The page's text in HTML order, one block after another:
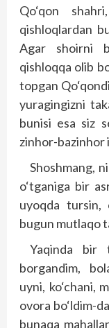
Qo‘qon
qishloqlardan
Agar shoirni
qishloqqa olib
topgan
yuragingizni
bunisi esa siz
zinhor-bazinhor
Shoshmang,
o‘tganiga bir
uyoqda tursin,
bugun mutlaqo
Yaqinda bir
borgandim,
uyni, ko‘chani,
ovora bo‘ldim-
bunaqa